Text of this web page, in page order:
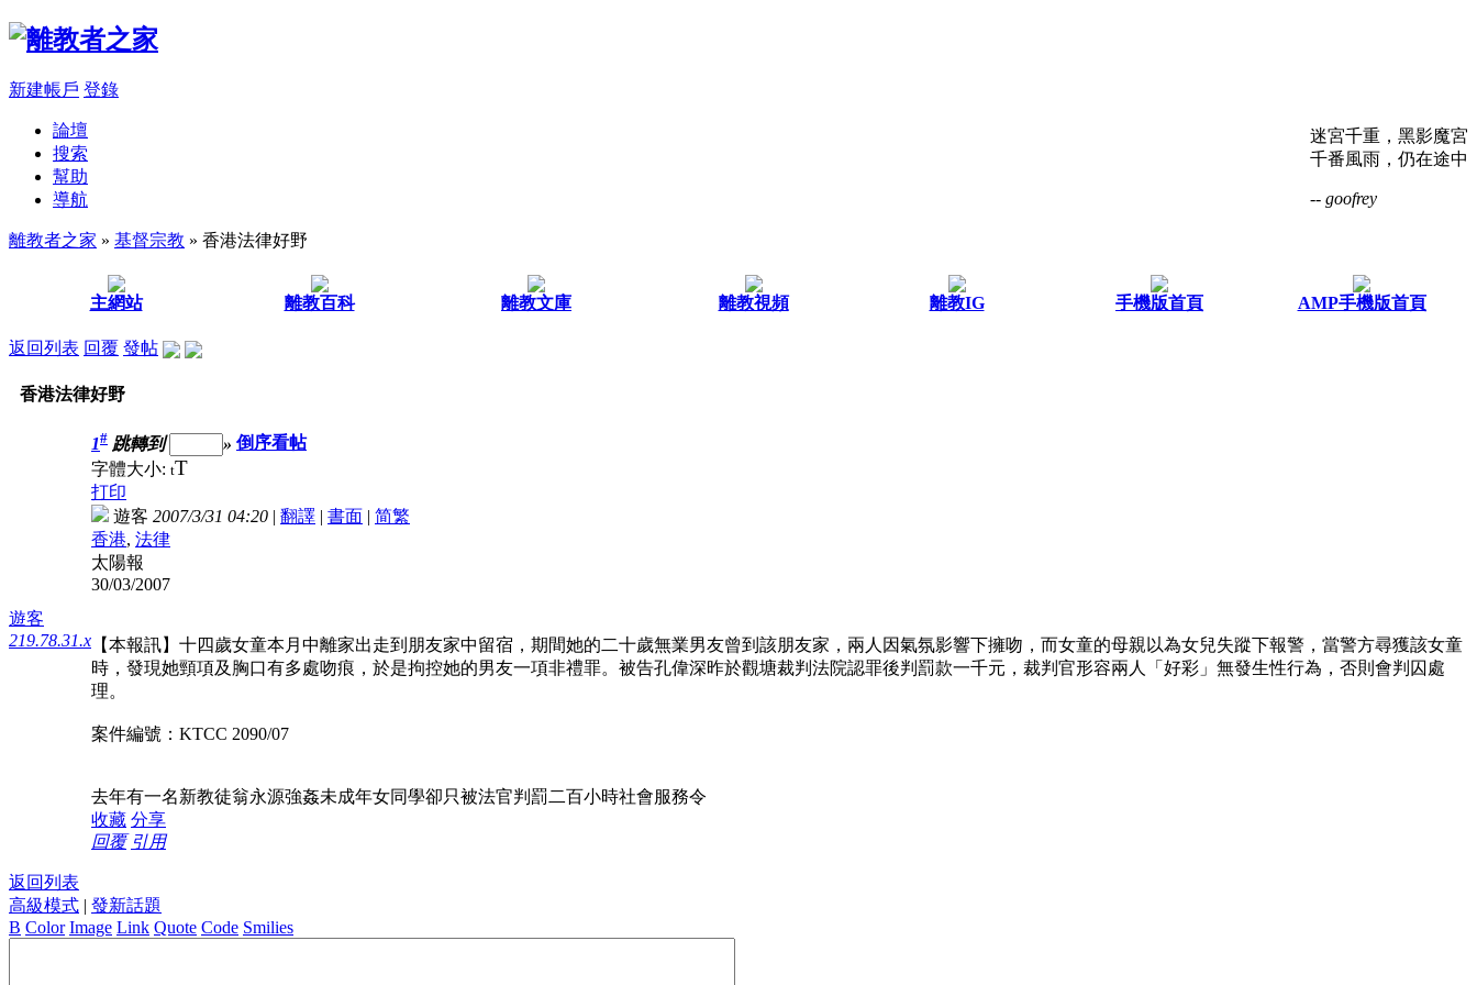
新建帳戶 登錄
迷宮千重，黑影魔宮
千番風雨，仍在途中
-- goofrey
論壇
搜索
幫助
導航
離教者之家 » 基督宗教 » 香港法律好野
主網站 離教百科 離教文庫 離教視頻 離教IG 手機版首頁 AMP手機版首頁
返回列表 回覆 發帖
香港法律好野
遊客
219.78.31.x
1# 跳轉到 » 倒序看帖
字體大小: tT
打印
遊客 2007/3/31 04:20 | 翻譯 | 書面 | 简繁
香港, 法律
太陽報
30/03/2007
【本報訊】十四歲女童本月中離家出走到朋友家中留宿，期間她的二十歲無業男友曾到該朋友家，兩人因氣氛影響下擁吻，而女童的母親以為女兒失蹤下報警，當警方尋獲該女童
時，發現她頸項及胸口有多處吻痕，於是拘控她的男友一項非禮罪。被告孔偉深昨於觀塘裁判法院認罪後判罰款一千元，裁判官形容兩人「好彩」無發生性行為，否則會判囚處
理。
案件編號：KTCC 2090/07
去年有一名新教徒翁永源強姦未成年女同學卻只被法官判罰二百小時社會服務令
收藏 分享
回覆 引用
返回列表
高級模式 | 發新話題
B Color Image Link Quote Code Smilies